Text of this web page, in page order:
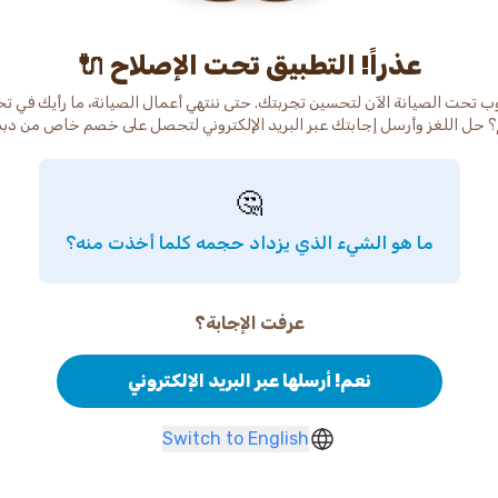
عذراً! التطبيق تحت الإصلاح 🔌
تحت الصيانة الآن لتحسين تجربتك. حتى ننتهي أعمال الصيانة، ما رأيك في
حل اللغز وأرسل إجابتك عبر البريد الإلكتروني لتحصل على خصم خاص من
🤔
ما هو الشيء الذي يزداد حجمه كلما أخذت منه؟
عرفت الإجابة؟
نعم! أرسلها عبر البريد الإلكتروني
Switch to English